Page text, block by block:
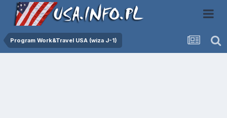
Program Work&Travel USA (wiza J-1)